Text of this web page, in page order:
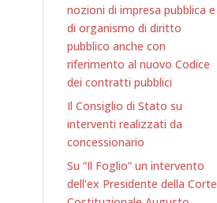
nozioni di impresa pubblica e
di organismo di diritto
pubblico anche con
riferimento al nuovo Codice
dei contratti pubblici
Il Consiglio di Stato su
interventi realizzati da
concessionario
Su “Il Foglio” un intervento
dell’ex Presidente della Corte